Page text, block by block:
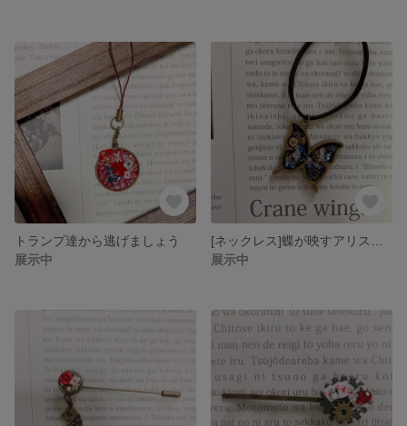
トランプ達から逃げましょう
展示中
展示中